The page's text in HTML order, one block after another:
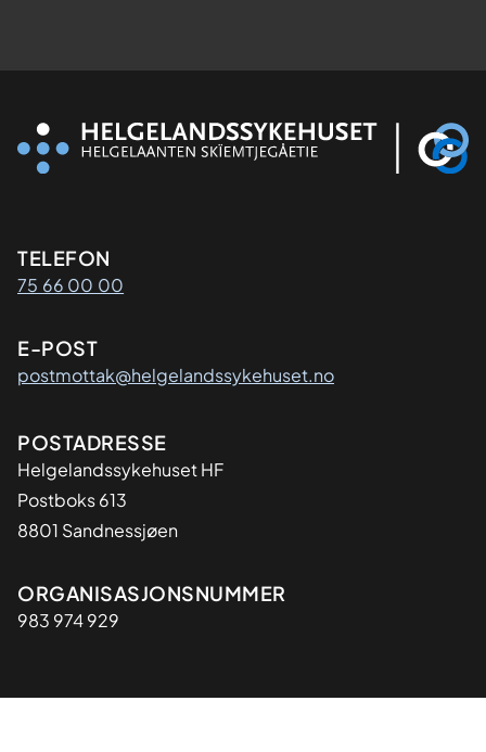
Kontaktinformasjon
TELEFON
75 66 00 00
E-POST
postmottak@helgelandssykehuset.no
Adresse
POSTADRESSE
Helgelandssykehuset HF
Postboks 613
8801 Sandnessjøen
Organisasjon
ORGANISASJONSNUMMER
983 974 929